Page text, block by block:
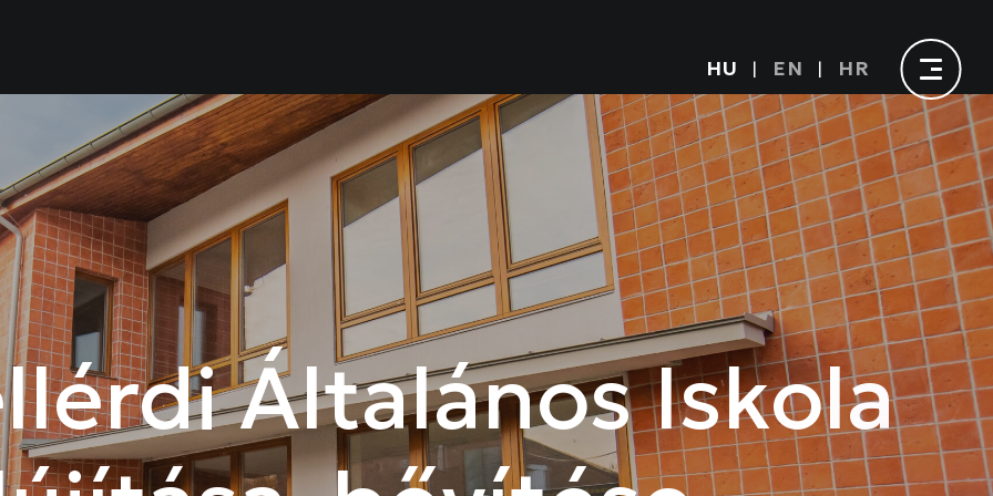
HU EN HR
Általános Iskola